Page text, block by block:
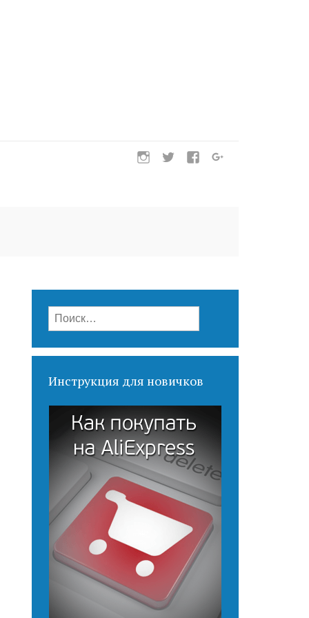
Найти:
Инструкция для новичков